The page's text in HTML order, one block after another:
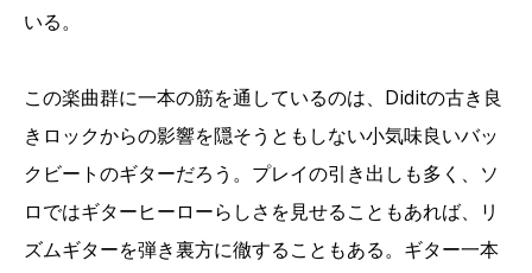
いる。
この楽曲群に一本の筋を通しているのは、Diditの古き良
きロックからの影響を隠そうともしない小気味良いバッ
クビートのギターだろう。プレイの引き出しも多く、ソ
ロではギターヒーローらしさを見せることもあれば、リ
ズムギターを弾き裏方に徹することもある。ギター一本